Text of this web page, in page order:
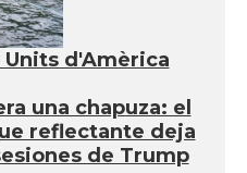
d'Amèrica
una chapuza: el
reflectante deja
de Trump